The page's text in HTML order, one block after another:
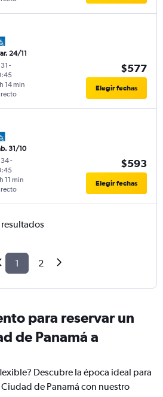
24/11
-
14 min
$577
Elegir fechas
31/10
-
11 min
$593
Elegir fechas
1 2
para reservar un
de Panamá a
Descubre la época ideal para
de Panamá con nuestro